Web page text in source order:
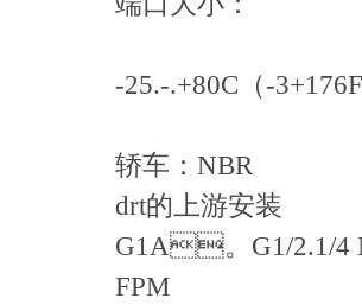
-25.-.+80C（-
轿车：NBR
drt的上游安装
G1A。G1/2.1/4
FPM